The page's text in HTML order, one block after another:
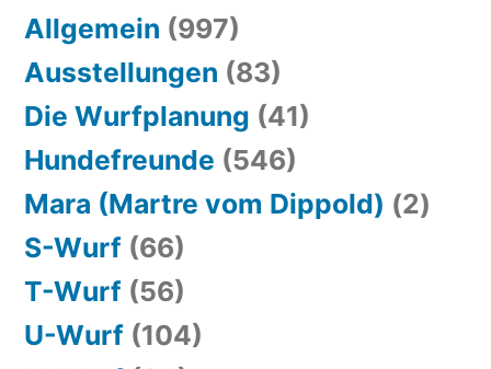
Allgemein (997)
Ausstellungen (83)
Die Wurfplanung (41)
Hundefreunde (546)
Mara (Martre vom Dippold) (2)
S-Wurf (66)
T-Wurf (56)
U-Wurf (104)